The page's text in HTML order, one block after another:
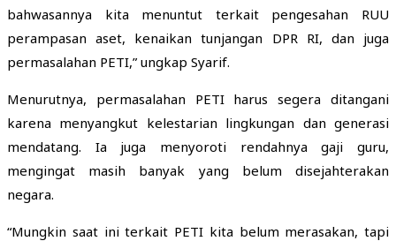
bahwasannya kita menuntut terkait pengesahan RUU
perampasan aset, kenaikan tunjangan DPR RI, dan juga
permasalahan PETI,” ungkap Syarif.
Menurutnya, permasalahan PETI harus segera ditangani
karena menyangkut kelestarian lingkungan dan generasi
mendatang. Ia juga menyoroti rendahnya gaji guru,
mengingat masih banyak yang belum disejahterakan
negara.
“Mungkin saat ini terkait PETI kita belum merasakan, tapi